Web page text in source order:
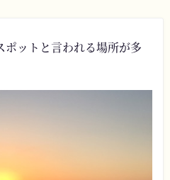
ットと言われる場所が多